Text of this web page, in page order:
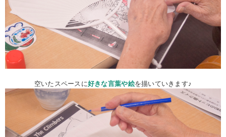
空いたスペースに好きな言葉や絵を描いていきます♪